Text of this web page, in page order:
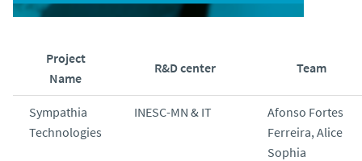
Project
Name
R&D center Team
Sympathia
Technologies
INESC-MN & IT
Afonso Fortes
Ferreira, Alice
Sophia